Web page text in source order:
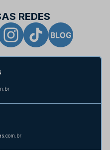
REDES